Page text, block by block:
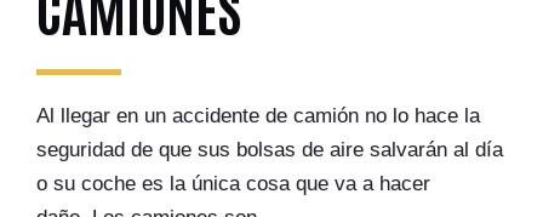
Al llegar en un accidente de camión no lo hace la
seguridad de que sus bolsas de aire salvarán al día
o su coche es la única cosa que va a hacer